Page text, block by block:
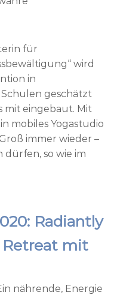
für
wird
in
geschätzt
mit eingebaut. Mit
mobiles Yogastudio
immer wieder –
dürfen, so wie im
Radiantly
Retreat mit
nährende, Energie